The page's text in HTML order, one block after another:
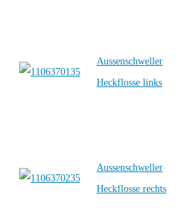
Aussenschweller
Heckflosse links
Aussenschweller
Heckflosse rechts